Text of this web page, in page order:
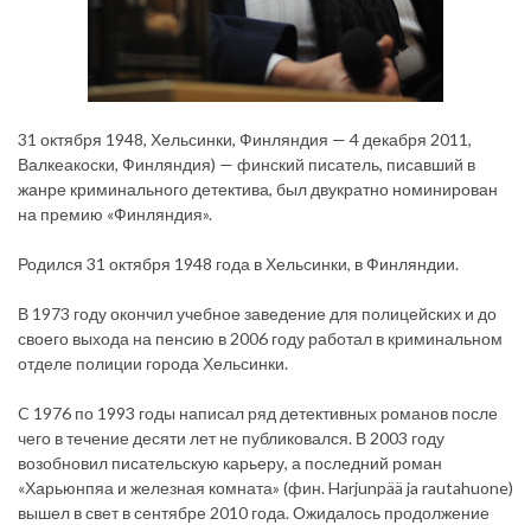
31 октября 1948, Хельсинки, Финляндия — 4 декабря 2011,
Валкеакоски, Финляндия) — финский писатель, писавший в
жанре криминального детектива, был двукратно номинирован
на премию «Финляндия».
Родился 31 октября 1948 года в Хельсинки, в Финляндии.
В 1973 году окончил учебное заведение для полицейских и до
своего выхода на пенсию в 2006 году работал в криминальном
отделе полиции города Хельсинки.
C 1976 по 1993 годы написал ряд детективных романов после
чего в течение десяти лет не публиковался. В 2003 году
возобновил писательскую карьеру, а последний роман
«Харьюнпяа и железная комната» (фин. Harjunpää ja rautahuone)
вышел в свет в сентябре 2010 года. Ожидалось продолжение